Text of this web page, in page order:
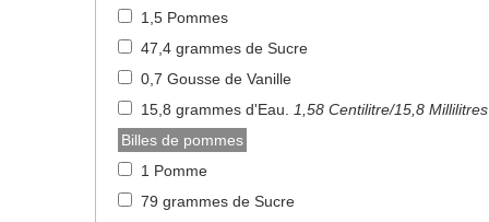
1,5 Pommes
47,4 grammes de Sucre
0,7 Gousse de Vanille
15,8 grammes d'Eau
1,58 Centilitre/15,8 Millilitres
Billes de pommes
1 Pomme
79 grammes de Sucre